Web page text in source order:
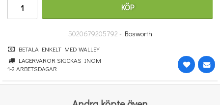
KÖP
5020679205792 - Bosworth
BETALA ENKELT MED WALLEY
LAGERVAROR SKICKAS INOM
1-2 ARBETSDAGAR